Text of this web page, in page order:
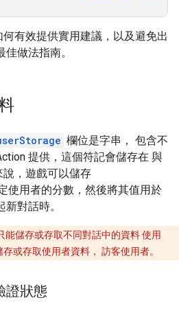
何有效提供實用建議，以及避免出
做法指南。
欄位是字串， 包含不
提供，這個符記會儲存在 與
，遊戲可以儲存
使用者的分數，然後將其值用於
對話時。
能儲存或存取不同對話中的資料 使用
存或存取使用者資料， 訪客使用者。
證狀態